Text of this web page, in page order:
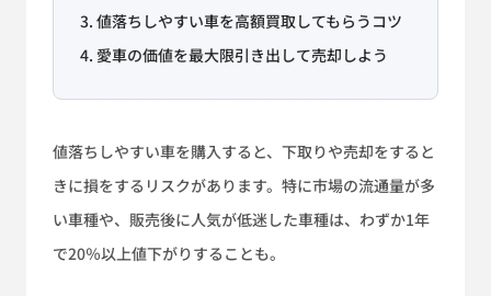
3. 値落ちしやすい車を高額買取してもらうコツ
4. 愛車の価値を最大限引き出して売却しよう
値落ちしやすい車を購入すると、下取りや売却をすると
きに損をするリスクがあります。特に市場の流通量が多
い車種や、販売後に人気が低迷した車種は、わずか1年
で20％以上値下がりすることも。